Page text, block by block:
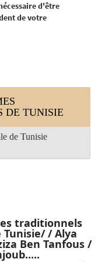
d'être
de votre
DE TUNISIE
de Tunisie
traditionnels
/ Alya
Ben Tanfous /